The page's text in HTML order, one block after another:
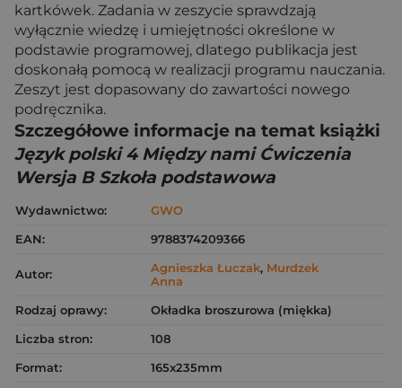
kartkówek. Zadania w zeszycie sprawdzają
wyłącznie wiedzę i umiejętności określone w
podstawie programowej, dlatego publikacja jest
doskonałą pomocą w realizacji programu nauczania.
Zeszyt jest dopasowany do zawartości nowego
podręcznika.
Szczegółowe informacje na temat książki
Język polski 4 Między nami Ćwiczenia
Wersja B Szkoła podstawowa
Wydawnictwo:
GWO
EAN:
9788374209366
Autor: Agnieszka Łuczak, Murdzek
Anna
Rodzaj oprawy:
Okładka broszurowa (miękka)
Liczba stron:
108
Format:
165x235mm